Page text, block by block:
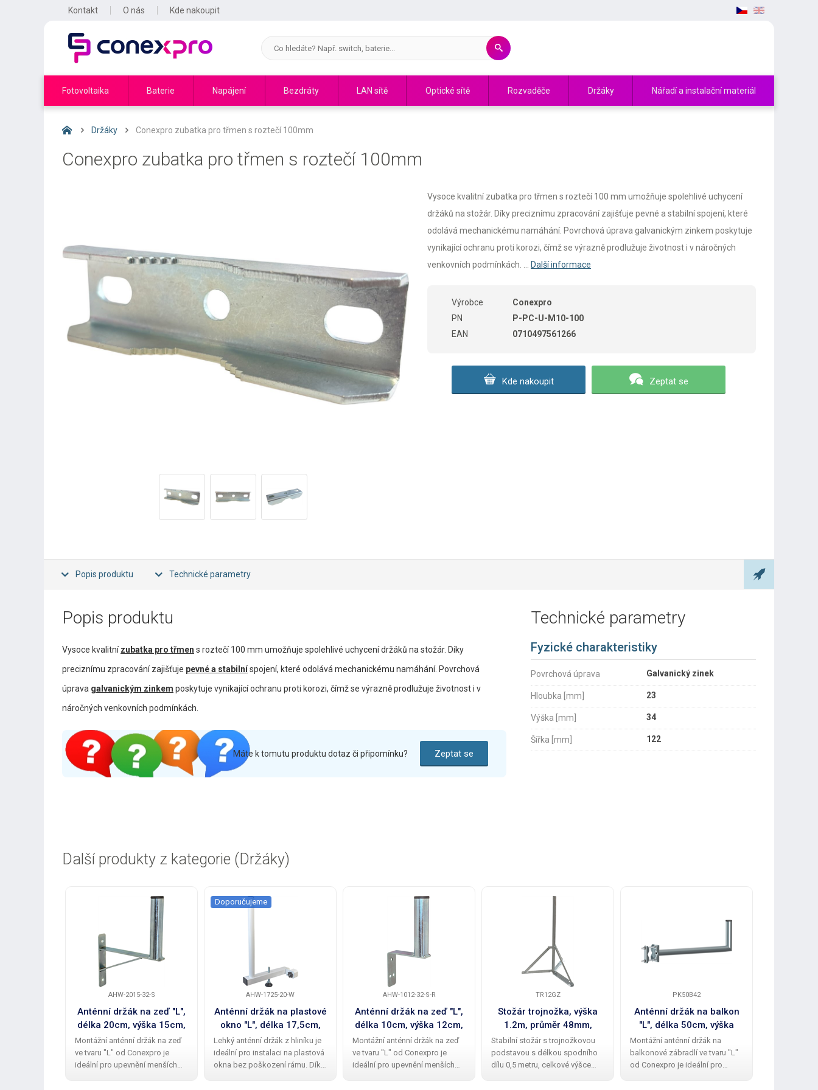
Kontakt O nás Kde nakoupit
Fotovoltaika Baterie Napájení Bezdráty LAN sítě Optické sítě Rozvaděče Držáky Nářadí a instalační materiál
Držáky Conexpro zubatka pro třmen s roztečí 100mm
Conexpro zubatka pro třmen s roztečí 100mm
Vysoce kvalitní zubatka pro třmen s roztečí 100 mm umožňuje spolehlivé uchycení
držáků na stožár. Díky preciznímu zpracování zajišťuje pevné a stabilní spojení, které
odolává mechanickému namáhání. Povrchová úprava galvanickým zinkem poskytuje
vynikající ochranu proti korozi, čímž se výrazně prodlužuje životnost i v náročných
venkovních podmínkách. ...
Další informace
Výrobce
Conexpro
PN
P-PC-U-M10-100
EAN
0710497561266
Kde nakoupit Zeptat se
Popis produktu Technické parametry
Popis produktu
Vysoce kvalitnízubatka pro třmen s roztečí 100 mm umožňuje spolehlivé uchycení držáků na stožár. Díky
preciznímu zpracování zajišťuje pevné a stabilníspojení, které odolává mechanickému namáhání. Povrchová
úprava galvanickým zinkem poskytuje vynikající ochranu proti korozi, čímž se výrazně prodlužuje životnost i v
náročných venkovních podmínkách.
Máte k tomutu produktu dotaz či připomínku? Zeptat se
Technické parametry
Fyzické charakteristiky
Povrchová úprava Galvanický zinek
Hloubka [mm] 23
Výška [mm] 34
Šířka [mm] 122
Další produkty z kategorie (Držáky)
AHW-2015-32-S
Anténní držák na zeď "L",
délka 20cm, výška 15cm,
průměr 32mm
Montážní anténní držák na zeď
ve tvaru "L" od Conexpro je
ideální pro upevnění menších
AHW-1725-20-W
Anténní držák na plastové
okno "L", délka 17,5cm,
výška 25cm, průměr
20mm, retail balení
Doporučujeme
Lehký anténní držák z hliníku je
ideální pro instalaci na plastová
okna bez poškození rámu. Díky
AHW-1012-32-S-R
Anténní držák na zeď "L",
délka 10cm, výška 12cm,
průměr 32mm, retail
balení
Montážní anténní držák na zeď
ve tvaru "L" od Conexpro je
ideální pro upevnění menších
TR12GZ
Stožár trojnožka, výška
1.2m, průměr 48mm,
žárový zinek
Stabilní stožár s trojnožkovou
podstavou s délkou spodního
dílu 0,5 metru, celkové výšce
PK50B42
Anténní držák na balkon
"L", délka 50cm, výška
20cm, průměr 42mm
Montážní anténní držák na
balkonové zábradlí ve tvaru "L"
od Conexpro je ideální pro